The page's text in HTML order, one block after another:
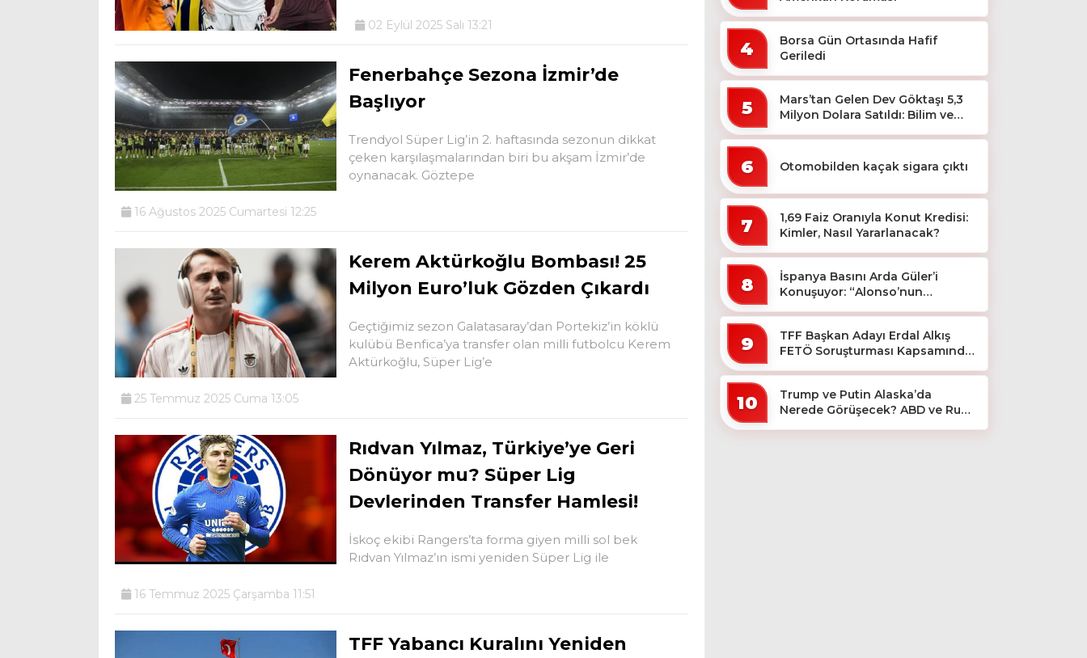
02 Eylül 2025 Salı 13:21
Fenerbahçe Sezona İzmir’de
Başlıyor
Trendyol Süper Lig’in 2. haftasında sezonun dikkat
çeken karşılaşmalarından biri bu akşam İzmir’de
oynanacak. Göztepe
16 Ağustos 2025 Cumartesi 12:25
Kerem Aktürkoğlu Bombası! 25
Milyon Euro’luk Gözden Çıkardı
Geçtiğimiz sezon Galatasaray’dan Portekiz’in köklü
kulübü Benfica’ya transfer olan milli futbolcu Kerem
Aktürkoğlu, Süper Lig’e
25 Temmuz 2025 Cuma 13:05
Rıdvan Yılmaz, Türkiye’ye Geri
Dönüyor mu? Süper Lig
Devlerinden Transfer Hamlesi!
İskoç ekibi Rangers’ta forma giyen milli sol bek
Rıdvan Yılmaz’ın ismi yeniden Süper Lig ile
16 Temmuz 2025 Çarşamba 11:51
TFF Yabancı Kuralını Yeniden
4
Borsa Gün Ortasında Hafif
Geriledi
5
Mars’tan Gelen Dev Göktaşı 5,3
Milyon Dolara Satıldı: Bilim ve
6 Otomobilden kaçak sigara çıktı
7
1,69 Faiz Oranıyla Konut Kredisi:
Kimler, Nasıl Yararlanacak?
8
İspanya Basını Arda Güler’i
Konuşuyor: “Alonso’nun
9
TFF Başkan Adayı Erdal Alkış
FETÖ Soruşturması Kapsamında
10
Trump ve Putin Alaska’da
Nerede Görüşecek? ABD ve Rus